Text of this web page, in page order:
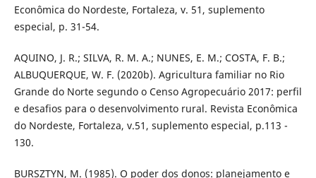
Econômica do Nordeste, Fortaleza, v. 51, suplemento
especial, p. 31-54.
AQUINO, J. R.; SILVA, R. M. A.; NUNES, E. M.; COSTA, F. B.;
ALBUQUERQUE, W. F. (2020b). Agricultura familiar no Rio
Grande do Norte segundo o Censo Agropecuário 2017: perfil
e desafios para o desenvolvimento rural. Revista Econômica
do Nordeste, Fortaleza, v.51, suplemento especial, p.113 -
130.
BURSZTYN, M. (1985). O poder dos donos: planejamento e